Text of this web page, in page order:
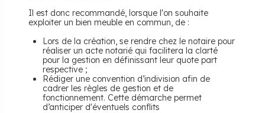
Il est donc recommandé, lorsque l'on souhaite
exploiter un bien meuble en commun, de :
Lors de la création, se rendre chez le notaire pour
réaliser un acte notarié qui facilitera la clarté
pour la gestion en définissant leur quote part
respective ;
Rédiger une convention d’indivision afin de
cadrer les règles de gestion et de
fonctionnement. Cette démarche permet
d’anticiper d'éventuels conflits